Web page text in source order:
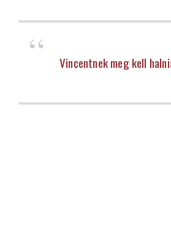
Vincentnek meg kell